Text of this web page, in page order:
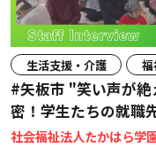
生活支援・介護
#矢板市 "笑い声が
密！学生たちの就職
る理由を聞いてみた
社会福祉法人たかはら学